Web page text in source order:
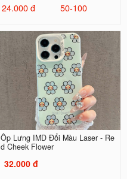
24.000 đ
50-100
Ốp Lưng IMD Đổi Màu Laser - Re
d Cheek Flower
32.000 đ